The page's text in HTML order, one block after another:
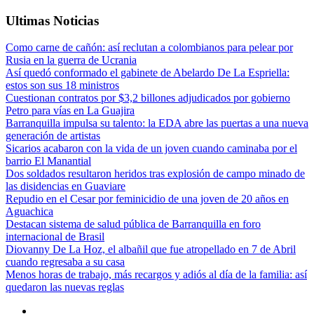
Ultimas Noticias
Como carne de cañón: así reclutan a colombianos para pelear por
Rusia en la guerra de Ucrania
Así quedó conformado el gabinete de Abelardo De La Espriella:
estos son sus 18 ministros
Cuestionan contratos por $3,2 billones adjudicados por gobierno
Petro para vías en La Guajira
Barranquilla impulsa su talento: la EDA abre las puertas a una nueva
generación de artistas
Sicarios acabaron con la vida de un joven cuando caminaba por el
barrio El Manantial
Dos soldados resultaron heridos tras explosión de campo minado de
las disidencias en Guaviare
Repudio en el Cesar por feminicidio de una joven de 20 años en
Aguachica
Destacan sistema de salud pública de Barranquilla en foro
internacional de Brasil
Diovanny De La Hoz, el albañil que fue atropellado en 7 de Abril
cuando regresaba a su casa
Menos horas de trabajo, más recargos y adiós al día de la familia: así
quedaron las nuevas reglas